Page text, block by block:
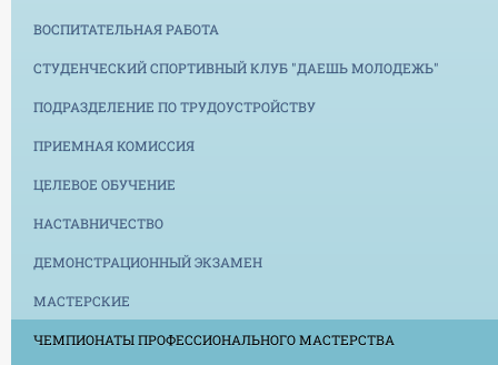
ВОСПИТАТЕЛЬНАЯ РАБОТА
СТУДЕНЧЕСКИЙ СПОРТИВНЫЙ КЛУБ "ДАЕШЬ МОЛОДЕЖЬ"
ПОДРАЗДЕЛЕНИЕ ПО ТРУДОУСТРОЙСТВУ
ПРИЕМНАЯ КОМИССИЯ
ЦЕЛЕВОЕ ОБУЧЕНИЕ
НАСТАВНИЧЕСТВО
ДЕМОНСТРАЦИОННЫЙ ЭКЗАМЕН
МАСТЕРСКИЕ
ЧЕМПИОНАТЫ ПРОФЕССИОНАЛЬНОГО МАСТЕРСТВА